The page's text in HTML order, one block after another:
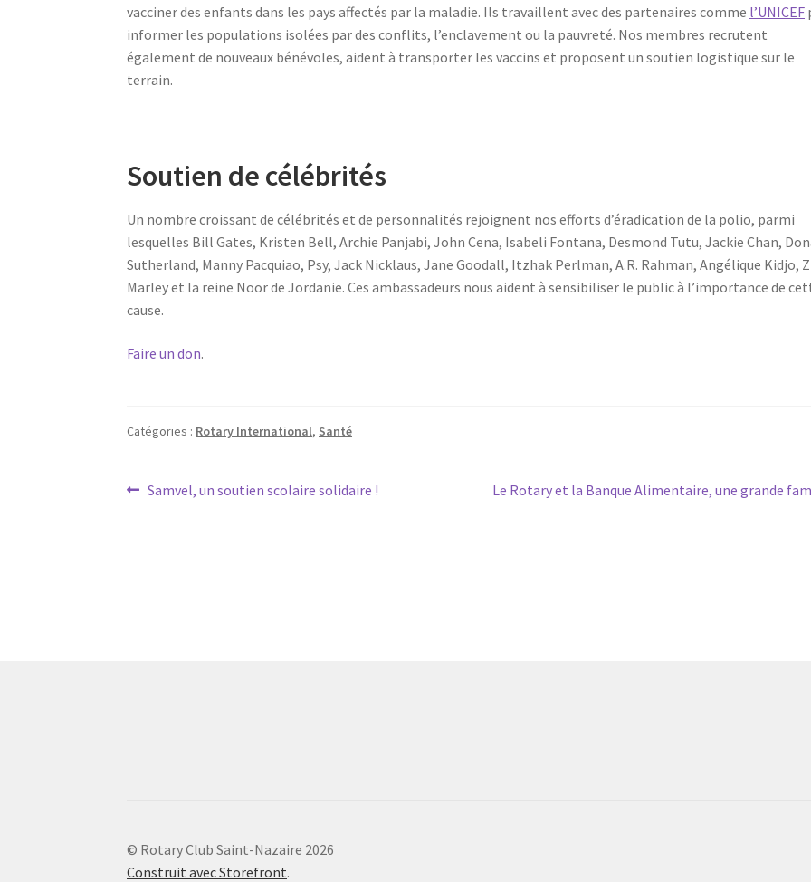
vacciner des enfants dans les pays affectés par la maladie. Ils travaillent avec des partenaires comme l’UNICEF
informer les populations isolées par des conflits, l’enclavement ou la pauvreté. Nos membres recrutent
également de nouveaux bénévoles, aident à transporter les vaccins et proposent un soutien logistique sur le
terrain.
Soutien de célébrités
Un nombre croissant de célébrités et de personnalités rejoignent nos efforts d’éradication de la polio, parmi
lesquelles Bill Gates, Kristen Bell, Archie Panjabi, John Cena, Isabeli Fontana, Desmond Tutu, Jackie Chan,
Sutherland, Manny Pacquiao, Psy, Jack Nicklaus, Jane Goodall, Itzhak Perlman, A.R. Rahman, Angélique Kidjo,
Marley et la reine Noor de Jordanie. Ces ambassadeurs nous aident à sensibiliser le public à l’importance de
cause.
Faire un don.
Catégories : Rotary International, Santé
Navigation
Article
Samvel, un soutien scolaire solidaire !
Article
Le Rotary et la Banque Alimentaire, une grande
© Rotary Club Saint-Nazaire 2026
Construit avec Storefront.